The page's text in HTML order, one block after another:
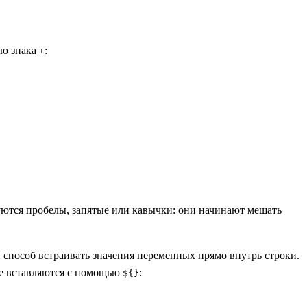
знака +:
пробелы, запятые или кавычки: они начинают мешать
встраивать значения переменных прямо внутрь строки.
вставляются с помощью ${}: